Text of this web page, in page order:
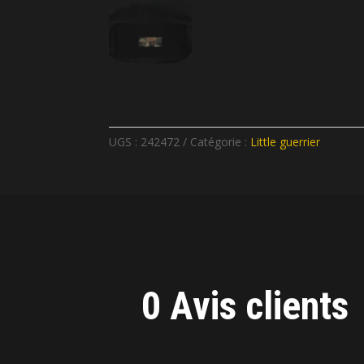
UGS : 242472 Catégorie : Little guerrier
0 Avis clients